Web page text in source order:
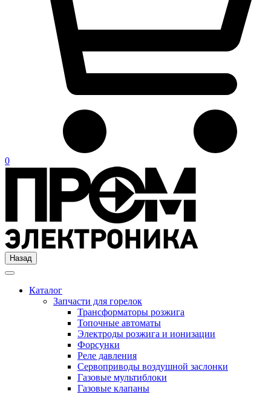
0
Назад
Каталог
Запчасти для горелок
Трансформаторы розжига
Топочные автоматы
Электроды розжига и ионизации
Форсунки
Реле давления
Сервоприводы воздушной заслонки
Газовые мультиблоки
Газовые клапаны